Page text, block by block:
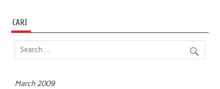
o
o
e
A
d
CARI
March 2009